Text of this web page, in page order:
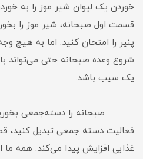
خوردن یک لیوان شیر موز را به
قسمت اول صبحانه، شیر موز را
پنیر را امتحان کنید. اما به هیچ
شروع وعده صبحانه حتی می‌تواند
یک سیب باشد.
صبحانه را دسته‌جمعی
فعالیت دسته جمعی تبدیل کنید،
غذایی افزایش پیدا می‌کند. همه ما